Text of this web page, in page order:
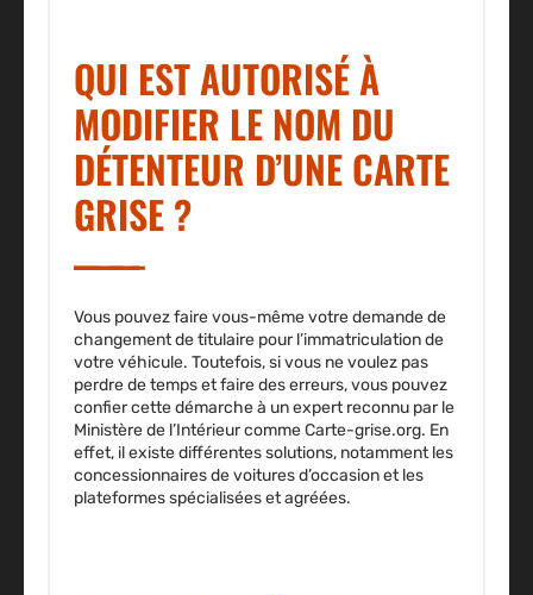
QUI EST AUTORISÉ À
MODIFIER LE NOM DU
DÉTENTEUR D’UNE CARTE
GRISE ?
Vous pouvez faire vous-même votre demande de
changement de titulaire pour l’immatriculation de
votre véhicule. Toutefois, si vous ne voulez pas
perdre de temps et faire des erreurs, vous pouvez
confier cette démarche à un expert reconnu par le
Ministère de l’Intérieur comme Carte-grise.org. En
effet, il existe différentes solutions, notamment les
concessionnaires de voitures d’occasion et les
plateformes spécialisées et agréées.